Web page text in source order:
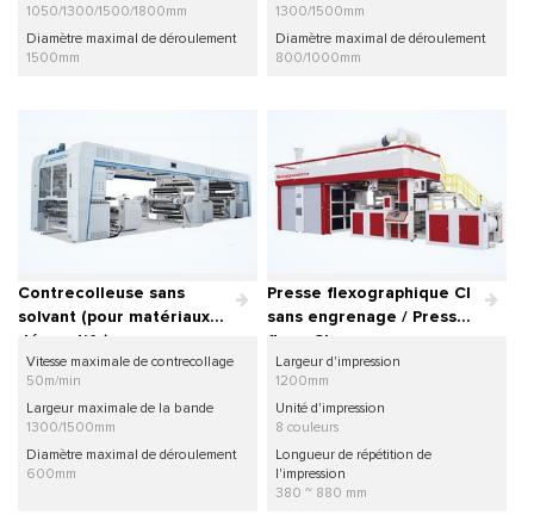
1050/1300/1500/1800mm
Diamètre maximal de déroulement
1500mm
1300/1500mm
Diamètre maximal de déroulement
800/1000mm
Contrecolleuse sans
solvant (pour matériaux
décoratifs)
Vitesse maximale de contrecollage
50m/min
Largeur maximale de la bande
1300/1500mm
Diamètre maximal de déroulement
600mm
Presse flexographique CI
sans engrenage / Presse
flexo CI
Largeur d'impression
1200mm
Unité d'impression
8 couleurs
Longueur de répétition de
l'impression
380 ~ 880 mm